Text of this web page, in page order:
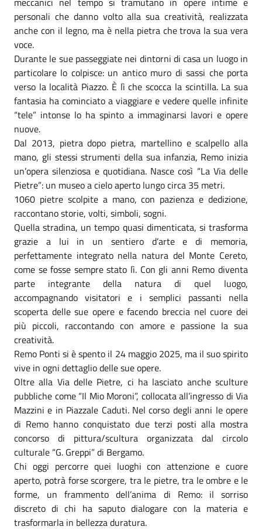
personali che danno volto alla sua creatività, realizzata
anche con il legno, ma è nella pietra che trova la sua vera
voce.
Durante le sue passeggiate nei dintorni di casa un luogo in
particolare lo colpisce: un antico muro di sassi che porta
verso la località Piazzo. È lì che scocca la scintilla. La sua
fantasia ha cominciato a viaggiare e vedere quelle infinite
“tele” intonse lo ha spinto a immaginarsi lavori e opere
nuove.
Dal 2013, pietra dopo pietra, martellino e scalpello alla
mano, gli stessi strumenti della sua infanzia, Remo inizia
un’opera silenziosa e quotidiana. Nasce così “La Via delle
Pietre”: un museo a cielo aperto lungo circa 35 metri.
1060 pietre scolpite a mano, con pazienza e dedizione,
raccontano storie, volti, simboli, sogni.
Quella stradina, un tempo quasi dimenticata, si trasforma
grazie a lui in un sentiero d’arte e di memoria,
perfettamente integrato nella natura del Monte Cereto,
come se fosse sempre stato lì. Con gli anni Remo diventa
parte integrante della natura di quel luogo,
accompagnando visitatori e i semplici passanti nella
scoperta delle sue opere e facendo breccia nel cuore dei
più piccoli, raccontando con amore e passione la sua
creatività.
Remo Ponti si è spento il 24 maggio 2025, ma il suo spirito
vive in ogni dettaglio delle sue opere.
Oltre alla Via delle Pietre, ci ha lasciato anche sculture
pubbliche come “Il Mio Moroni”, collocata all’ingresso di Via
Mazzini e in Piazzale Caduti. Nel corso degli anni le opere
di Remo hanno conquistato due terzi posti alla mostra
concorso di pittura/scultura organizzata dal circolo
culturale “G. Greppi” di Bergamo.
Chi oggi percorre quei luoghi con attenzione e cuore
aperto, potrà forse scorgere, tra le pietre, tra le ombre e le
forme, un frammento dell’anima di Remo: il sorriso
discreto di chi ha saputo dialogare con la materia e
trasformarla in bellezza duratura.